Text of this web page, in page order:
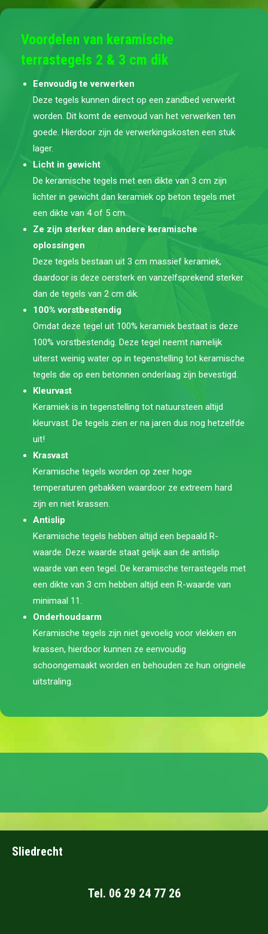
Voordelen van keramische
terrastegels 2 & 3 cm dik
Eenvoudig te verwerken
Deze tegels kunnen direct op een zandbed verwerkt
worden. Dit komt de eenvoud van het verwerken ten
goede. Hierdoor zijn de verwerkingskosten een stuk
lager.
Licht in gewicht
De keramische tegels met een dikte van 3 cm zijn
lichter in gewicht dan keramiek op beton tegels met
een dikte van 4 of 5 cm.
Ze zijn sterker dan andere keramische
oplossingen
Deze tegels bestaan uit 3 cm massief keramiek,
daardoor is deze oersterk en vanzelfsprekend sterker
dan de tegels van 2 cm dik.
100% vorstbestendig
Omdat deze tegel uit 100% keramiek bestaat is deze
100% vorstbestendig. Deze tegel neemt namelijk
uiterst weinig water op in tegenstelling tot keramische
tegels die op een betonnen onderlaag zijn bevestigd.
Kleurvast
Keramiek is in tegenstelling tot natuursteen altijd
kleurvast. De tegels zien er na jaren dus nog hetzelfde
uit!
Krasvast
Keramische tegels worden op zeer hoge
temperaturen gebakken waardoor ze extreem hard
zijn en niet krassen.
Antislip
Keramische tegels hebben altijd een bepaald R-
waarde. Deze waarde staat gelijk aan de antislip
waarde van een tegel. De keramische terrastegels met
een dikte van 3 cm hebben altijd een R-waarde van
minimaal 11.
Onderhoudsarm
Keramische tegels zijn niet gevoelig voor vlekken en
krassen, hierdoor kunnen ze eenvoudig
schoongemaakt worden en behouden ze hun originele
uitstraling.
Sliedrecht
Tel. 06 29 24 77 26